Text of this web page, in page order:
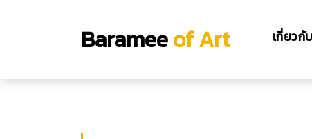
Barameeof Art เกี่ยวกั